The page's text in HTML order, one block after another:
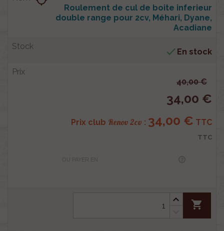
Roulement de cul de boite inferieur
double range pour 2cv, Méhari, Dyane,
Acadiane
 En stock
40,00 €
34,00 €
Prix club Renov 2cv : 34,00 € TTC
TTC
OU PAYER EN
shopping_cart